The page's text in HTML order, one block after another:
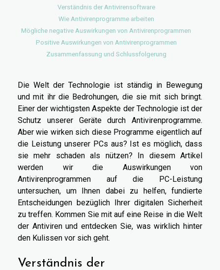
Verständnis der Antivirensoftware
Wie Antivirenprogramme arbeiten
Mögliche negative Auswirkungen von Antivirenprogrammen
Positive Auswirkungen von Antivirenprogrammen
Zusammenfassung und Schlussfolgerung
Die Welt der Technologie ist ständig in Bewegung
und mit ihr die Bedrohungen, die sie mit sich bringt.
Einer der wichtigsten Aspekte der Technologie ist der
Schutz unserer Geräte durch Antivirenprogramme.
Aber wie wirken sich diese Programme eigentlich auf
die Leistung unserer PCs aus? Ist es möglich, dass
sie mehr schaden als nützen? In diesem Artikel
werden wir die Auswirkungen von
Antivirenprogrammen auf die PC-Leistung
untersuchen, um Ihnen dabei zu helfen, fundierte
Entscheidungen bezüglich Ihrer digitalen Sicherheit
zu treffen. Kommen Sie mit auf eine Reise in die Welt
der Antiviren und entdecken Sie, was wirklich hinter
den Kulissen vor sich geht.
Verständnis der